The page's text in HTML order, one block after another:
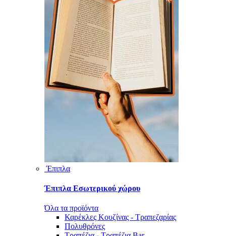
Έπιπλα
Έπιπλα Εσωτερικού χώρου
Όλα τα προϊόντα
Καρέκλες Κουζίνας - Τραπεζαρίας
Πολυθρόνες